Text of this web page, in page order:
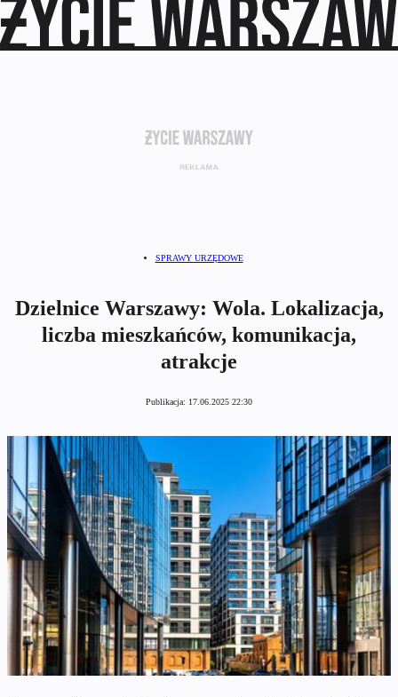
SPRAWY URZĘDOWE
Dzielnice Warszawy: Wola. Lokalizacja,
liczba mieszkańców, komunikacja,
atrakcje
Publikacja: 17.06.2025 22:30